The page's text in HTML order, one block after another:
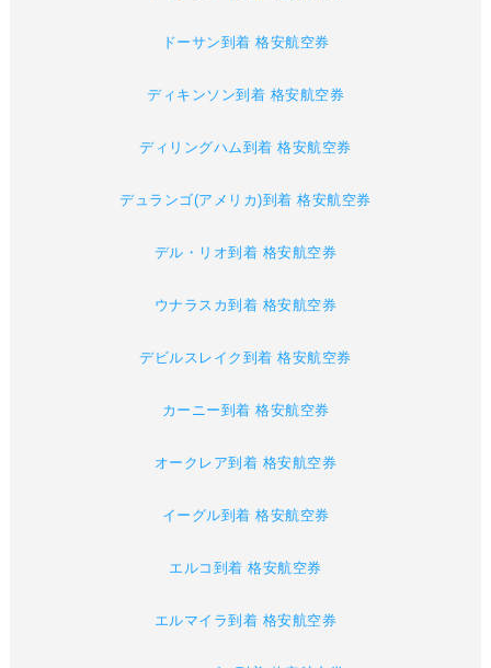
ドーサン到着 格安航空券
ディキンソン到着 格安航空券
ディリングハム到着 格安航空券
デュランゴ(アメリカ)到着 格安航空券
デル・リオ到着 格安航空券
ウナラスカ到着 格安航空券
デビルスレイク到着 格安航空券
カーニー到着 格安航空券
オークレア到着 格安航空券
イーグル到着 格安航空券
エルコ到着 格安航空券
エルマイラ到着 格安航空券